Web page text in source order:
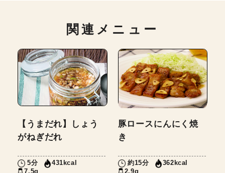
関連メニュー
【うまだれ】しょう
がねぎだれ
5分
431kcal
7.5g
豚ロースにんにく焼
き
約15分
362kcal
2.9g